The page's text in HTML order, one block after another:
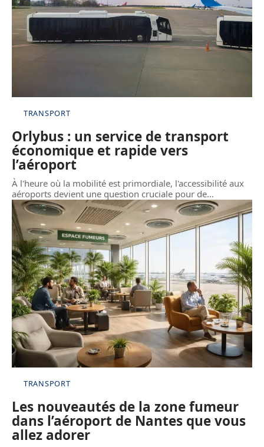
TRANSPORT
Orlybus : un service de transport
économique et rapide vers
l’aéroport
À l'heure où la mobilité est primordiale, l'accessibilité aux
aéroports devient une question cruciale pour de…
TRANSPORT
Les nouveautés de la zone fumeur
dans l’aéroport de Nantes que vous
allez adorer